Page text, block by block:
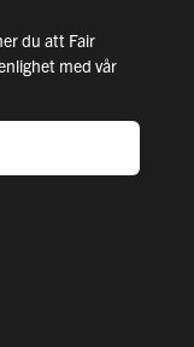
du att Fair
med vår